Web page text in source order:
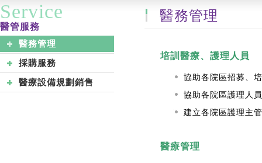
Service
醫管服務
醫務管理
採購服務
醫療設備規劃銷售
醫務管理
培訓醫療、護理人員
協助各院區招募、
協助各院區護理人
建立各院區護理主
醫療管理